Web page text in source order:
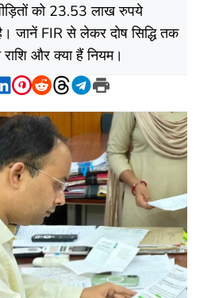
को 23.53 लाख रुपये
जानें FIR से लेकर दोष सिद्धि तक
राशि और क्या हैं नियम।
LinkedIn
Pinterest
RedditThreads
Telegram
Print